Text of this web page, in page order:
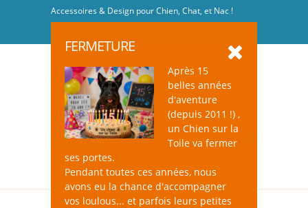
Accessoires & Design pour Chien, Chat, et Nac !
FERMETURE
Après 15
belles années
d'aventure
(depuis 2011 !) ,
un Chien sur la
Toile va fermer
ses portes.
Pendant toutes ces années, nous
avons eu la chance d'accompagner
vos loulous... et parfois leurs petites